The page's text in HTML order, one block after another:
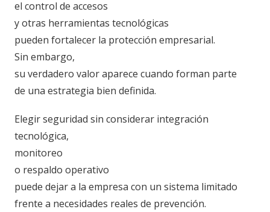
el control de accesos
y otras herramientas tecnológicas
pueden fortalecer la protección empresarial.
Sin embargo,
su verdadero valor aparece cuando forman parte
de una estrategia bien definida.
Elegir seguridad sin considerar integración
tecnológica,
monitoreo
o respaldo operativo
puede dejar a la empresa con un sistema limitado
frente a necesidades reales de prevención.